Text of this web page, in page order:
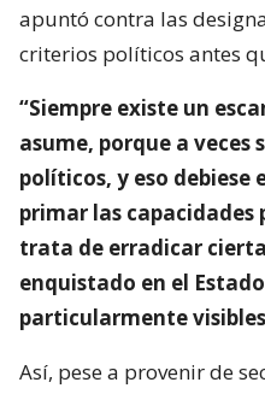
apuntó contra las
criterios políticos antes
“Siempre existe un
asume, porque a veces
políticos, y eso debiese
primar las capacidades
trata de erradicar
enquistado en el
particularmente
Así, pese a provenir de